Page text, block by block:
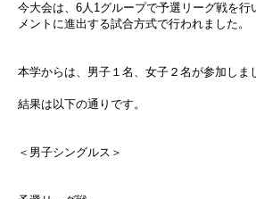
今大会は、6人1グループで予選リーグ戦を行
メントに進出する試合方式で行われました。
本学からは、男子１名、女子２名が参加しま
結果は以下の通りです。
＜男子シングルス＞